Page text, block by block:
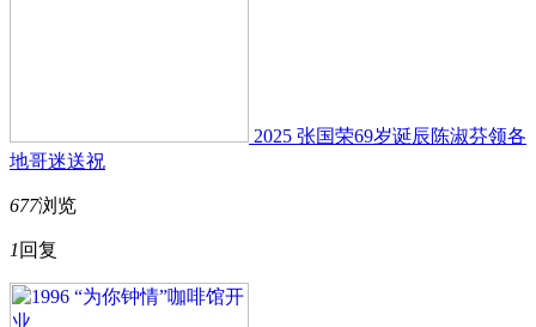
2025 张国荣69岁诞辰陈淑芬领各
地哥迷送祝
677浏览
1 回复